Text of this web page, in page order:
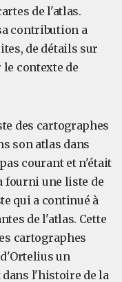
de l'atlas.
contribution a
de détails sur
contexte de
des cartographes
son atlas dans
courant et n'était
fourni une liste de
qui a continué à
de l'atlas. Cette
cartographes
un
l'histoire de la